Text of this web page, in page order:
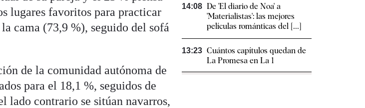
lugares favoritos para practicar
cama (73,9 %), seguido del sofá
de la comunidad autónoma de
para el 18,1 %, seguidos de
lado contrario se sitúan navarros,
14:08 De 'El diario de Noa' a
'Materialistas': las mejores
películas románticas del [...]
13:23 Cuántos capítulos quedan de
La Promesa en La 1